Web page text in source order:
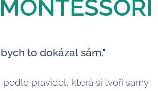
MONTESSORI
to dokázal sám."
pravidel, která si tvoří samy